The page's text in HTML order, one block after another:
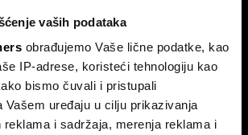
vaših podataka
obrađujemo Vaše lične podatke, kao
IP-adrese, koristeći tehnologiju kao
bismo čuvali i pristupali
Vašem uređaju u cilju prikazivanja
reklama i sadržaja, merenja reklama i